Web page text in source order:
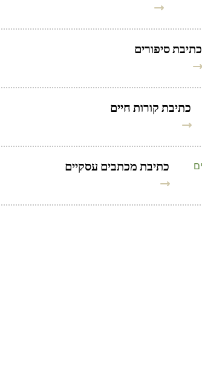
כתיבת סיפורים
כתיבת קורות חיים
כתיבת מכתבים עסקיים